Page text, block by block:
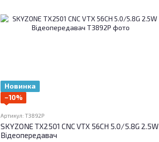
Новинка
−10%
Артикул: T3892P
SKYZONE TX2501 CNC VTX 56CH 5.0/5.8G 2.5W
Відеопередавач